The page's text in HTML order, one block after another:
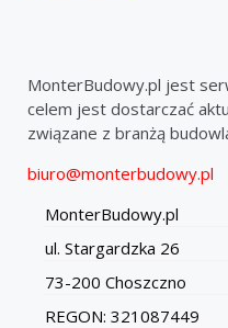
MonterBudowy.pl jest
celem jest dostarczać
związane z branżą
biuro@monterbudowy.pl
MonterBudowy.pl
ul. Stargardzka 26
73-200 Choszczno
REGON: 321087449